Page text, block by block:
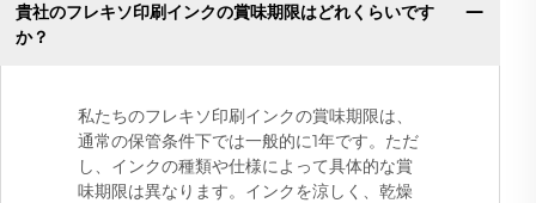
貴社のフレキソ印刷インクの賞味期限はどれくらいです
か？
私たちのフレキソ印刷インクの賞味期限は、
通常の保管条件下では一般的に1年です。ただ
し、インクの種類や仕様によって具体的な賞
味期限は異なります。インクを涼しく、乾燥